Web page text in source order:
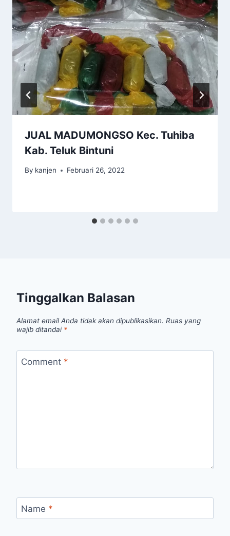
JUAL MADUMONGSO Kec. Tuhiba
Kab. Teluk Bintuni
By kanjen Februari 26, 2022
Tinggalkan Balasan
Alamat email Anda tidak akan dipublikasikan. Ruas yang
wajib ditandai *
Comment *
Name *